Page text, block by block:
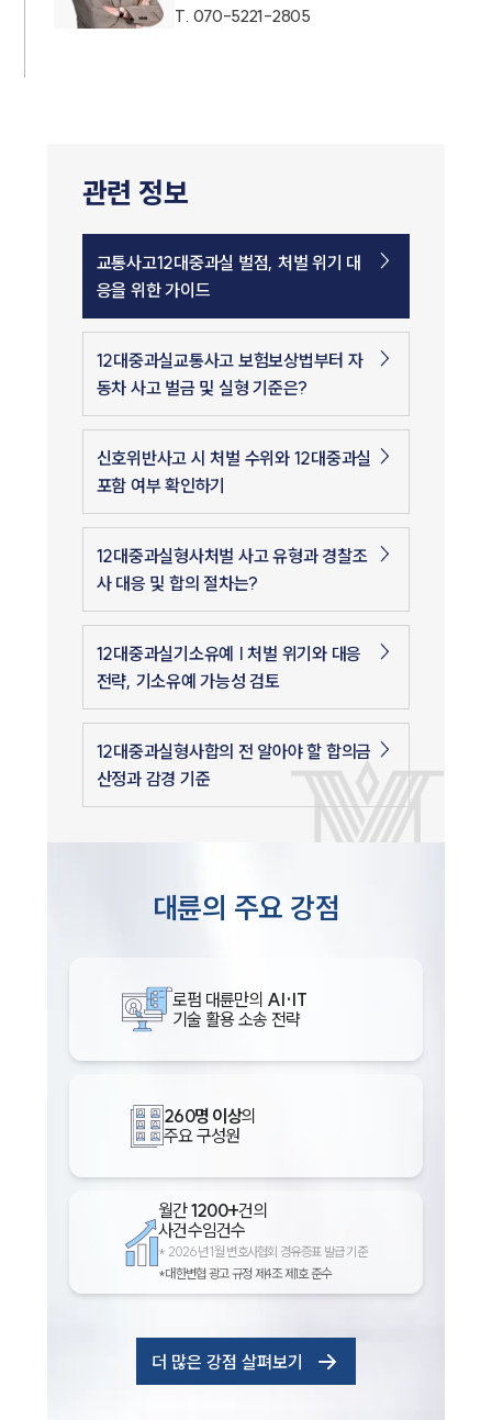
T. 070-5221-2805
관련 정보
교통사고12대중과실 벌점, 처벌 위기 대
응을 위한 가이드
12대중과실교통사고 보험보상법부터 자
동차 사고 벌금 및 실형 기준은?
신호위반사고 시 처벌 수위와 12대중과실
포함 여부 확인하기
12대중과실형사처벌 사고 유형과 경찰조
사 대응 및 합의 절차는?
12대중과실기소유예 | 처벌 위기와 대응
전략, 기소유예 가능성 검토
12대중과실형사합의 전 알아야 할 합의금
산정과 감경 기준
대륜의 주요 강점
로펌 대륜만의 AI·IT
기술 활용 소송 전략
260명 이상의
주요 구성원
월간1200+건의
사건수임건수
* 2026년 1월 변호사협회 경유증표 발급 기준
*대한변협 광고 규정 제4조 제1호 준수
더 많은 강점 살펴보기